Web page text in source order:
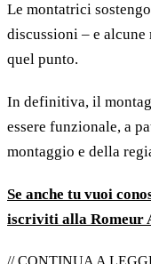
Le montatrici
discussioni – e
quel punto.
In definitiva, il
essere funzionale, a
montaggio e della
Se anche tu vuoi
iscriviti alla Romeur